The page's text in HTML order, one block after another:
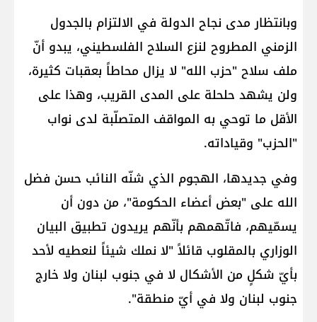
وبانتظار مدى نجاح الدولة في الالتزام بالجدول
الزمني المطروح لنزع السلاح الفلسطيني، يبدو أنّ
ملف سلاح "حزب الله" لا يزال محاطاً بعقبات كثيرة،
ولن يشهد حلحلة على المدى القريب، وهذا على
الأقل ما توحي به المواقف المتصلّبة لدى نواب
"الحزب" وقياداته.
وفي جديدها، الهجوم الذي شنّه النائب حسن فضل
الله على "بعض أعضاء الحكومة"، من دون أن
يسمّيهم، فاتّهمهم بأنّهم يريدون تطبيق البيان
الوزاري بالمقلوب قائلاً "لا نملك شيئاً لنعطيه لأحد
بأيّ شكلٍ من الأشكال لا في جنوب لبنان ولا خارج
جنوب لبنان ولا في أيّ منطقة".